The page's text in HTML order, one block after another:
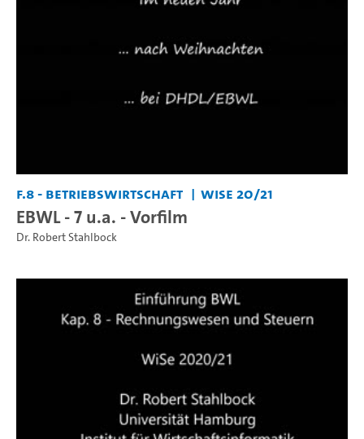
F.8 - Betriebswirtschaft WiSe 20/21
EBWL - 7 u.a. - Vorfilm
Dr. Robert Stahlbock